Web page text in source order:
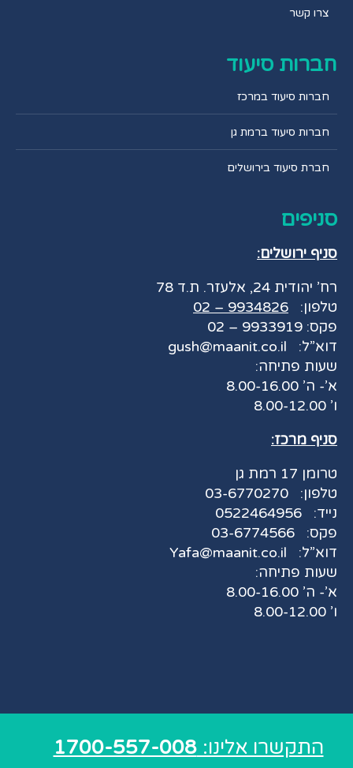
צרו קשר
חברות סיעוד
חברות סיעוד במרכז
חברות סיעוד ברמת גן
חברת סיעוד בירושלים
סניפים
סניף ירושלים:
רח’ יהודית 24, אלעזר. ת.ד 78
טלפון:
9934826 – 02
פקס: 9933919 – 02
דוא”ל:
שעות פתיחה:
א’- ה’ 8.00-16.00
ו’ 8.00-12.00
סניף מרכז:
טרומן 17 רמת גן
טלפון:
03-6770270
נייד:
0522464956
פקס:
03-6774566
דוא”ל:
Yafa@maanit.co.il
שעות פתיחה:
א’- ה’ 8.00-16.00
ו’ 8.00-12.00
התקשרו אלינו:1700-557-008